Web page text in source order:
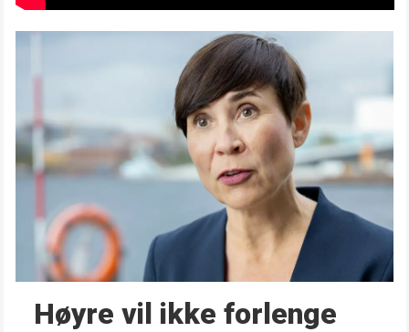
Høyre vil ikke forlenge